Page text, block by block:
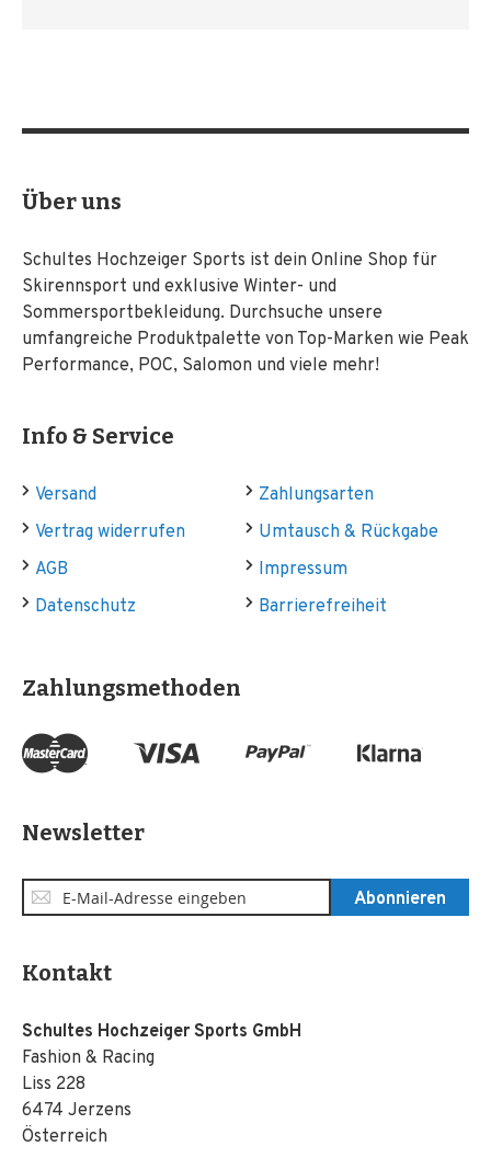
Über uns
Schultes Hochzeiger Sports ist dein Online Shop für
Skirennsport und exklusive Winter- und
Sommersportbekleidung. Durchsuche unsere
umfangreiche Produktpalette von Top-Marken wie Peak
Performance, POC, Salomon und viele mehr!
Info & Service
Versand
Zahlungsarten
Vertrag widerrufen
Umtausch & Rückgabe
AGB
Impressum
Datenschutz
Barrierefreiheit
Zahlungsmethoden
Newsletter
Anmeldung
zum
Abonnieren
Kontakt
Schultes Hochzeiger Sports GmbH
Fashion & Racing
Liss 228
6474 Jerzens
Österreich